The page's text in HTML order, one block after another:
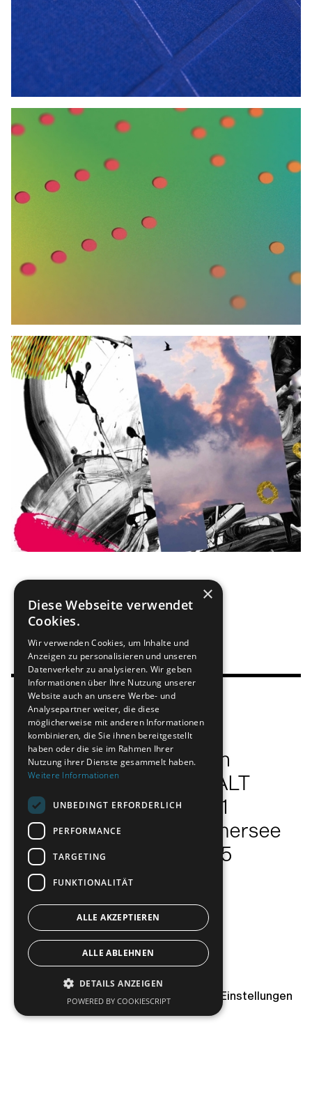
Fienbork Design
HAUS DER GESTALT
Bahnhofstraße 1
86919 Utting am Ammersee
08806 9 57 57 55
E-Mail
Impressum Datenschutz Cookie Einstellungen
×
Diese Webseite verwendet
Cookies.
Wir verwenden Cookies, um Inhalte und
Anzeigen zu personalisieren und unseren
Datenverkehr zu analysieren. Wir geben
Informationen über Ihre Nutzung unserer
Website auch an unsere Werbe- und
Analysepartner weiter, die diese
möglicherweise mit anderen Informationen
kombinieren, die Sie ihnen bereitgestellt
haben oder die sie im Rahmen Ihrer
Nutzung ihrer Dienste gesammelt haben.
Weitere Informationen
UNBEDINGT ERFORDERLICH
PERFORMANCE
TARGETING
FUNKTIONALITÄT
ALLE AKZEPTIEREN
ALLE ABLEHNEN
DETAILS ANZEIGEN
POWERED BY COOKIESCRIPT